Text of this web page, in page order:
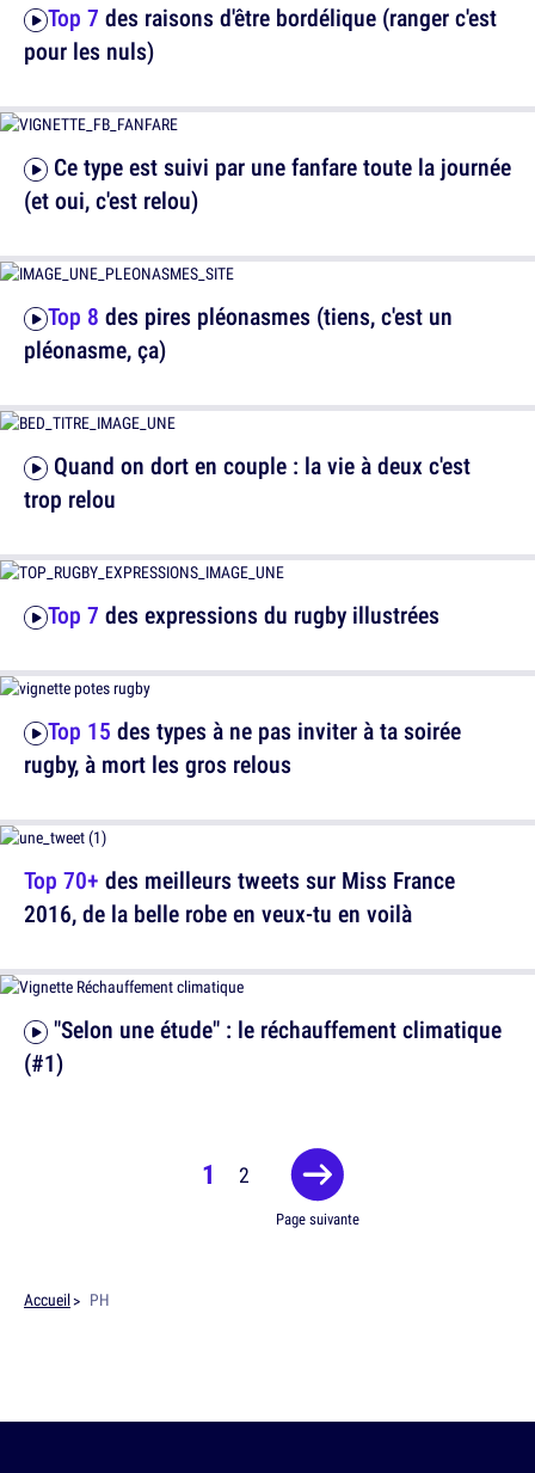
(et oui, c'est relou)
trop relou
Top 70+ des meilleurs tweets sur Miss France
2016, de la belle robe en veux-tu en voilà
Top 7 des raisons d'être bordélique (ranger c'est
pour les nuls)
Top 8 des pires pléonasmes (tiens, c'est un
pléonasme, ça)
Top 7 des expressions du rugby illustrées
Top 15 des types à ne pas inviter à ta soirée
rugby, à mort les gros relous
(#1)
1 2
Page suivante
Accueil PH